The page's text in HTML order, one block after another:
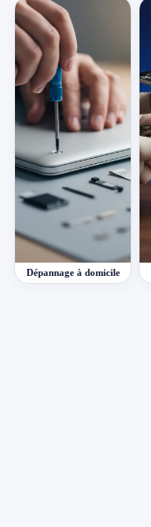
Dépannage à domicile